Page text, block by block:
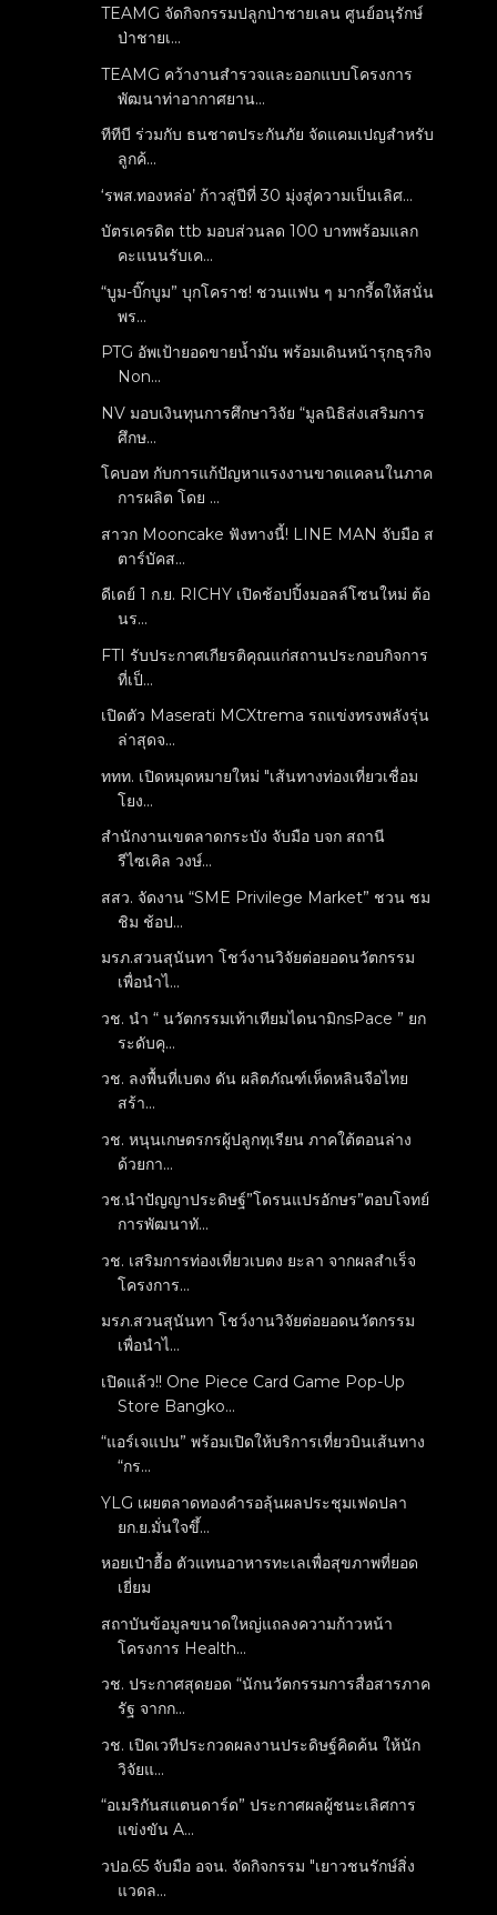
TEAMG จัดกิจกรรมปลูกป่าชายเลน ศูนย์อนุรักษ์
ป่าชายเ...
TEAMG คว้างานสำรวจและออกแบบโครงการ
พัฒนาท่าอากาศยาน...
ทีทีบี ร่วมกับ ธนชาตประกันภัย จัดแคมเปญสำหรับ
ลูกค้...
‘รพส.ทองหล่อ’ ก้าวสู่ปีที่ 30 มุ่งสู่ความเป็นเลิศ...
บัตรเครดิต ttb มอบส่วนลด 100 บาทพร้อมแลก
คะแนนรับเค...
“บูม-บิ๊กบูม” บุกโคราช! ชวนแฟน ๆ มากรี้ดให้สนั่น
พร...
PTG อัพเป้ายอดขายน้ำมัน พร้อมเดินหน้ารุกธุรกิจ
Non...
NV มอบเงินทุนการศึกษาวิจัย “มูลนิธิส่งเสริมการ
ศึกษ...
โคบอท กับการแก้ปัญหาแรงงานขาดแคลนในภาค
การผลิต โดย ...
สาวก Mooncake ฟังทางนี้! LINE MAN จับมือ ส
ตาร์บัคส...
ดีเดย์ 1 ก.ย. RICHY เปิดช้อปปิ้งมอลล์โซนใหม่ ต้อ
นร...
FTI รับประกาศเกียรติคุณแก่สถานประกอบกิจการ
ที่เป็...
เปิดตัว Maserati MCXtrema รถแข่งทรงพลังรุ่น
ล่าสุดจ...
ททท. เปิดหมุดหมายใหม่ "เส้นทางท่องเที่ยวเชื่อม
โยง...
สำนักงานเขตลาดกระบัง จับมือ บจก สถานี
รีไซเคิล วงษ์...
สสว. จัดงาน “SME Privilege Market” ชวน ชม
ชิม ช้อป...
มรภ.สวนสุนันทา โชว์งานวิจัยต่อยอดนวัตกรรม
เพื่อนำไ...
วช. นำ “ นวัตกรรมเท้าเทียมไดนามิกsPace ” ยก
ระดับคุ...
วช. ลงพื้นที่เบตง ดัน ผลิตภัณฑ์เห็ดหลินจือไทย
สร้า...
วช. หนุนเกษตรกรผู้ปลูกทุเรียน ภาคใต้ตอนล่าง
ด้วยกา...
วช.นำปัญญาประดิษฐ์”โดรนแปรอักษร”ตอบโจทย์
การพัฒนาทั...
วช. เสริมการท่องเที่ยวเบตง ยะลา จากผลสำเร็จ
โครงการ...
มรภ.สวนสุนันทา โชว์งานวิจัยต่อยอดนวัตกรรม
เพื่อนำไ...
เปิดแล้ว!! One Piece Card Game Pop-Up
Store Bangko...
“แอร์เจแปน” พร้อมเปิดให้บริการเที่ยวบินเส้นทาง
“กร...
YLG เผยตลาดทองคำรอลุ้นผลประชุมเฟดปลา
ยก.ย.มั่นใจขึ้...
หอยเป๋าฮื้อ ตัวแทนอาหารทะเลเพื่อสุขภาพที่ยอด
เยี่ยม
สถาบันข้อมูลขนาดใหญ่แถลงความก้าวหน้า
โครงการ Health...
วช. ประกาศสุดยอด “นักนวัตกรรมการสื่อสารภาค
รัฐ จากก...
วช. เปิดเวทีประกวดผลงานประดิษฐ์คิดค้น ให้นัก
วิจัยแ...
“อเมริกันสแตนดาร์ด” ประกาศผลผู้ชนะเลิศการ
แข่งขัน A...
วปอ.65 จับมือ อจน. จัดกิจกรรม "เยาวชนรักษ์สิ่ง
แวดล...